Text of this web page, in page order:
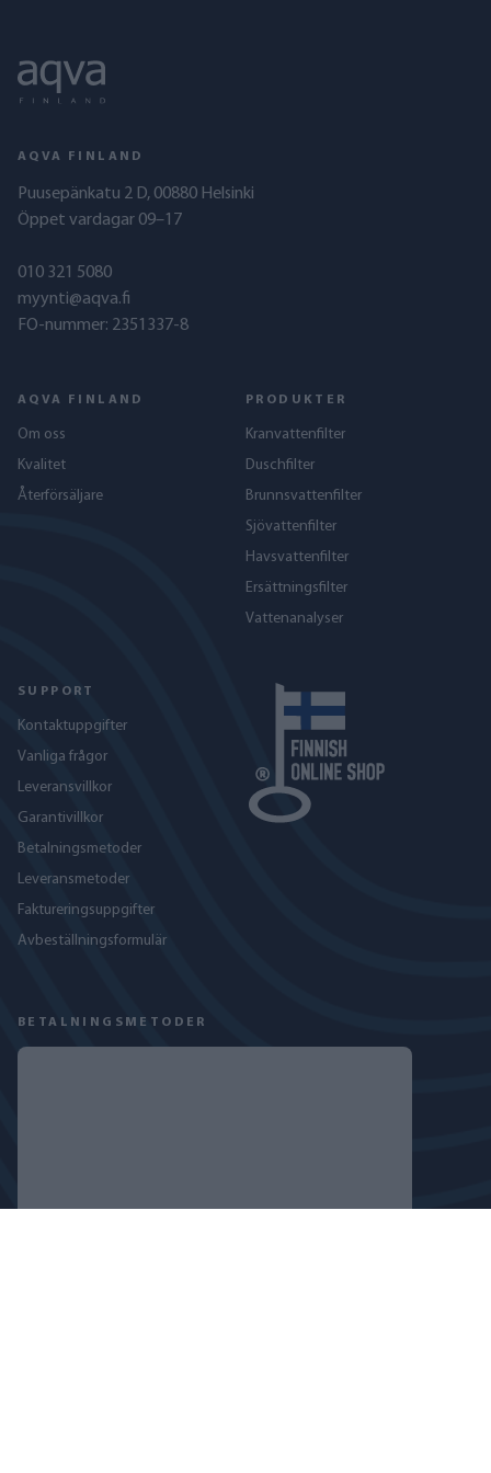
AQVA FINLAND
Puusepänkatu 2 D, 00880 Helsinki
Öppet vardagar 09–17
010 321 5080
myynti@aqva.fi
FO-nummer: 2351337-8
AQVA FINLAND
Om oss
Kvalitet
Återförsäljare
PRODUKTER
Kranvattenfilter
Duschfilter
Brunnsvattenfilter
Sjövattenfilter
Havs­vattenfilter
Ersättningsfilter
Vattenanalyser
SUPPORT
Kontaktuppgifter
Vanliga frågor
Leveransvillkor
Garantivillkor
Betalningsmetoder
Leveransmetoder
Faktureringsuppgifter
Avbeställningsformulär
BETALNINGSMETODER